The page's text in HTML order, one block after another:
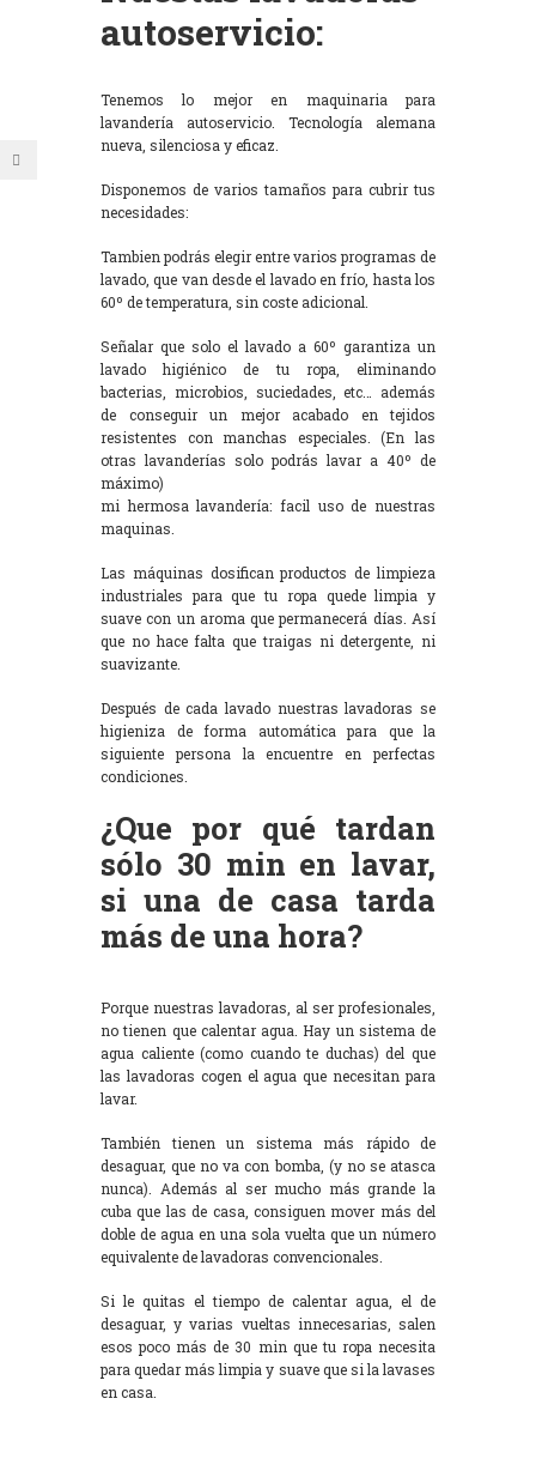
autoservicio:
Tenemos lo mejor en maquinaria para
lavandería autoservicio. Tecnología alemana
nueva, silenciosa y eficaz.
Disponemos de varios tamaños para cubrir tus
necesidades:
Tambien podrás elegir entre varios programas de
lavado, que van desde el lavado en frío, hasta los
60º de temperatura, sin coste adicional.
Señalar que solo el lavado a 60º garantiza un
lavado higiénico de tu ropa, eliminando
bacterias, microbios, suciedades, etc… además
de conseguir un mejor acabado en tejidos
resistentes con manchas especiales. (En las
otras lavanderías solo podrás lavar a 40º de
máximo)
mi hermosa lavandería: facil uso de nuestras
maquinas.
Las máquinas dosifican productos de limpieza
industriales para que tu ropa quede limpia y
suave con un aroma que permanecerá días. Así
que no hace falta que traigas ni detergente, ni
suavizante.
Después de cada lavado nuestras lavadoras se
higieniza de forma automática para que la
siguiente persona la encuentre en perfectas
condiciones.
¿Que por qué tardan
sólo 30 min en lavar,
si una de casa tarda
más de una hora?
Porque nuestras lavadoras, al ser profesionales,
no tienen que calentar agua. Hay un sistema de
agua caliente (como cuando te duchas) del que
las lavadoras cogen el agua que necesitan para
lavar.
También tienen un sistema más rápido de
desaguar, que no va con bomba, (y no se atasca
nunca). Además al ser mucho más grande la
cuba que las de casa, consiguen mover más del
doble de agua en una sola vuelta que un número
equivalente de lavadoras convencionales.
Si le quitas el tiempo de calentar agua, el de
desaguar, y varias vueltas innecesarias, salen
esos poco más de 30 min que tu ropa necesita
para quedar más limpia y suave que si la lavases
en casa.